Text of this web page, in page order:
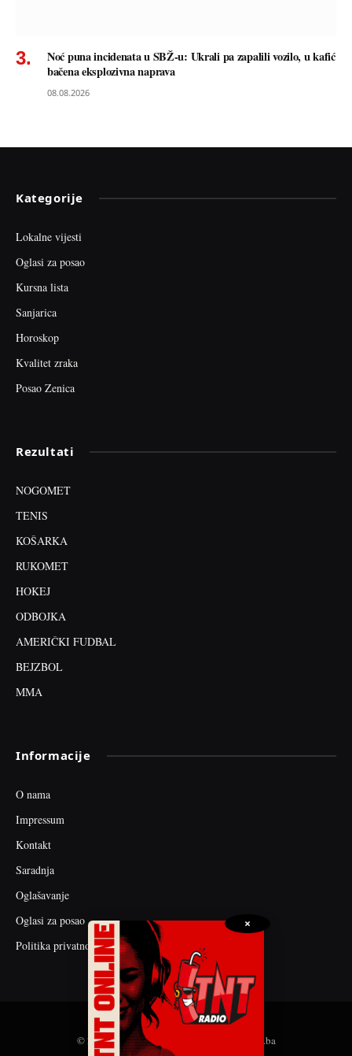
Noć puna incidenata u SBŽ-u: Ukrali pa zapalili vozilo, u kafić
bačena eksplozivna naprava
08.08.2026
Kategorije
Lokalne vijesti
Oglasi za posao
Kursna lista
Sanjarica
Horoskop
Kvalitet zraka
Posao Zenica
Rezultati
NOGOMET
TENIS
KOŠARKA
RUKOMET
HOKEJ
ODBOJKA
AMERIČKI FUDBAL
BEJZBOL
MMA
Informacije
O nama
Impressum
Kontakt
Saradnja
Oglašavanje
Oglasi za posao
Politika privatnosti
© 2026 web dizajn i seo optimizacija by tnt.ba
×